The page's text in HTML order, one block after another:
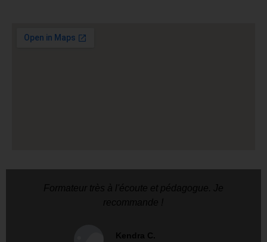
Formateur très à l'écoute et pédagogue. Je
recommande !
Kendra C.